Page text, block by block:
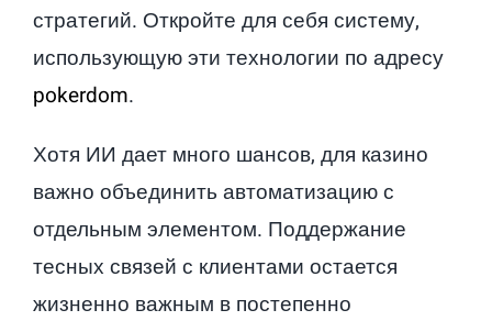
стратегий. Откройте для себя систему,
использующую эти технологии по адресу
pokerdom.
Хотя ИИ дает много шансов, для казино
важно объединить автоматизацию с
отдельным элементом. Поддержание
тесных связей с клиентами остается
жизненно важным в постепенно